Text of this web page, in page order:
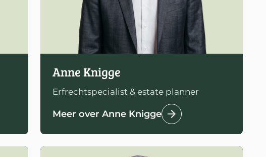
Anne Knigge
Erfrechtspecialist & estate planner
Meer over Anne Knigge